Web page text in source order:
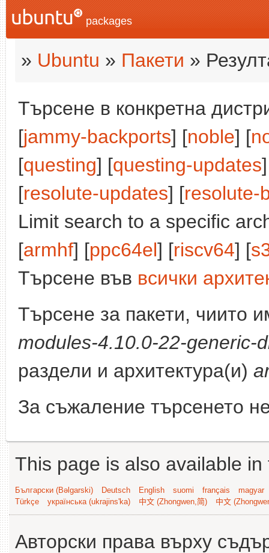
packages
» Ubuntu » Пакети »
Търсене в конкретна
[jammy-backports] [noble] [
[questing] [questing-updates
[resolute-updates] [resolute-
Limit search to a specific
[armhf] [ppc64el] [riscv64] [
Търсене във всички
Търсене за пакети, чиито
modules-4.10.0-22-generic-
раздели и архитектура(и)
За съжаление търсенето
This page is also available
Български (Bəlgarski) Deutsch English suomi français
magyar
Türkçe
українська (ukrajins'ka) 中文 (Zhongwen,简) 中文
Авторски права върху